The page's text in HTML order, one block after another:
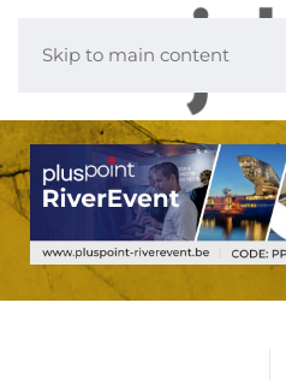
Skip to main content